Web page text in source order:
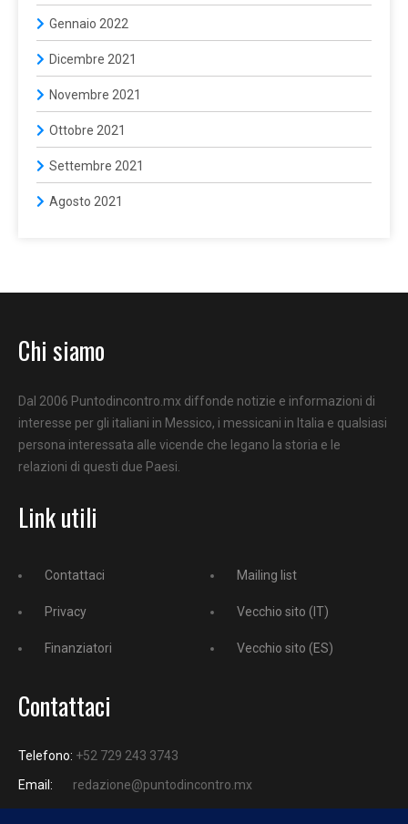
Gennaio 2022
Dicembre 2021
Novembre 2021
Ottobre 2021
Settembre 2021
Agosto 2021
Chi siamo
Dal 2006 Puntodincontro.mx diffonde notizie e informazioni di
interesse per gli italiani in Messico, i messicani in Italia e qualsiasi
persona interessata alle vicende che legano la storia e le
relazioni di questi due Paesi.
Link utili
Contattaci
Privacy
Finanziatori
Mailing list
Vecchio sito (IT)
Vecchio sito (ES)
Contattaci
Telefono: +52 729 243 3743
Email:
redazione@puntodincontro.mx